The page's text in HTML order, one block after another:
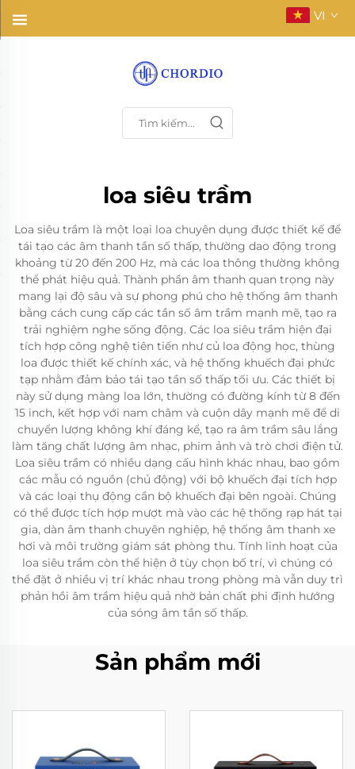
VI
loa siêu trầm
Loa siêu trầm là một loại loa chuyên dụng được thiết kế để
tái tạo các âm thanh tần số thấp, thường dao động trong
khoảng từ 20 đến 200 Hz, mà các loa thông thường không
thể phát hiệu quả. Thành phần âm thanh quan trọng này
mang lại độ sâu và sự phong phú cho hệ thống âm thanh
bằng cách cung cấp các tần số âm trầm mạnh mẽ, tạo ra
trải nghiệm nghe sống động. Các loa siêu trầm hiện đại
tích hợp công nghệ tiên tiến như củ loa động học, thùng
loa được thiết kế chính xác, và hệ thống khuếch đại phức
tạp nhằm đảm bảo tái tạo tần số thấp tối ưu. Các thiết bị
này sử dụng màng loa lớn, thường có đường kính từ 8 đến
15 inch, kết hợp với nam châm và cuộn dây mạnh mẽ để di
chuyển lượng không khí đáng kể, tạo ra âm trầm sâu lắng
làm tăng chất lượng âm nhạc, phim ảnh và trò chơi điện tử.
Loa siêu trầm có nhiều dạng cấu hình khác nhau, bao gồm
các mẫu có nguồn (chủ động) với bộ khuếch đại tích hợp
và các loại thụ động cần bộ khuếch đại bên ngoài. Chúng
có thể được tích hợp mượt mà vào các hệ thống rạp hát tại
gia, dàn âm thanh chuyên nghiệp, hệ thống âm thanh xe
hơi và môi trường giám sát phòng thu. Tính linh hoạt của
loa siêu trầm còn thể hiện ở tùy chọn bố trí, vì chúng có
thể đặt ở nhiều vị trí khác nhau trong phòng mà vẫn duy trì
phản hồi âm trầm hiệu quả nhờ bản chất phi định hướng
của sóng âm tần số thấp.
Sản phẩm mới